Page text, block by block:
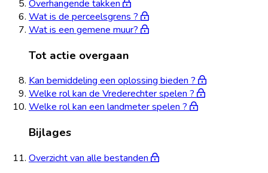
Overhangende takken
Wat is de perceelsgrens ?
Wat is een gemene muur?
Tot actie overgaan
Kan bemiddeling een oplossing bieden ?
Welke rol kan de Vrederechter spelen ?
Welke rol kan een landmeter spelen ?
Bijlages
Overzicht van alle bestanden